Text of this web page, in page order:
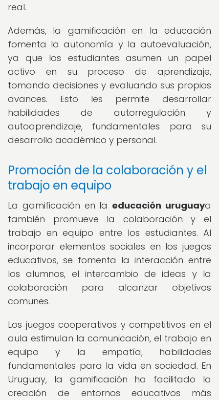
real.
Además, la gamificación en la educación
fomenta la autonomía y la autoevaluación,
ya que los estudiantes asumen un papel
activo en su proceso de aprendizaje,
tomando decisiones y evaluando sus propios
avances. Esto les permite desarrollar
habilidades de autorregulación y
autoaprendizaje, fundamentales para su
desarrollo académico y personal.
Promoción de la colaboración y el
trabajo en equipo
La gamificación en la educación uruguaya
también promueve la colaboración y el
trabajo en equipo entre los estudiantes. Al
incorporar elementos sociales en los juegos
educativos, se fomenta la interacción entre
los alumnos, el intercambio de ideas y la
colaboración para alcanzar objetivos
comunes.
Los juegos cooperativos y competitivos en el
aula estimulan la comunicación, el trabajo en
equipo y la empatía, habilidades
fundamentales para la vida en sociedad. En
Uruguay, la gamificación ha facilitado la
creación de entornos educativos más